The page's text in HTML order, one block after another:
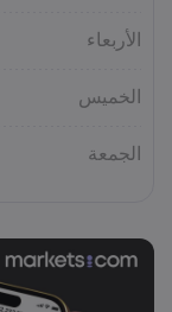
الأربعاء
الخميس
الجمعة